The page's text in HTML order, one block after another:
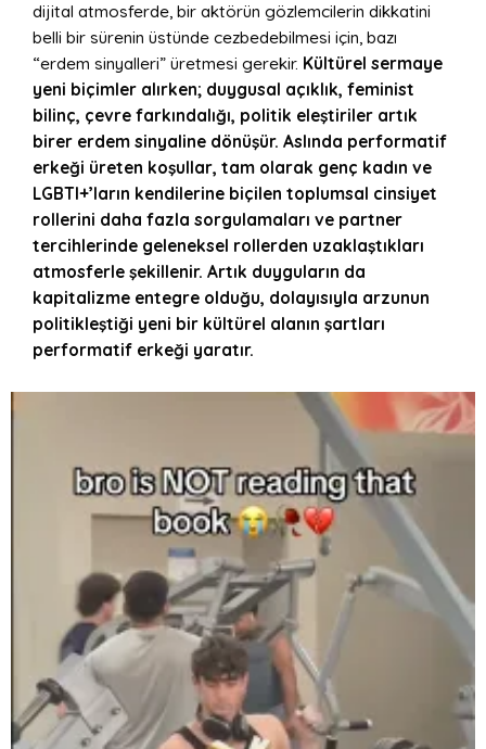
dijital atmosferde, bir aktörün gözlemcilerin dikkatini
belli bir sürenin üstünde cezbedebilmesi için, bazı
“erdem sinyalleri” üretmesi gerekir. Kültürel sermaye
yeni biçimler alırken; duygusal açıklık, feminist
bilinç, çevre farkındalığı, politik eleştiriler artık
birer erdem sinyaline dönüşür. Aslında performatif
erkeği üreten koşullar, tam olarak genç kadın ve
LGBTI+’ların kendilerine biçilen toplumsal cinsiyet
rollerini daha fazla sorgulamaları ve partner
tercihlerinde geleneksel rollerden uzaklaştıkları
atmosferle şekillenir. Artık duyguların da
kapitalizme entegre olduğu, dolayısıyla arzunun
politikleştiği yeni bir kültürel alanın şartları
performatif erkeği yaratır.